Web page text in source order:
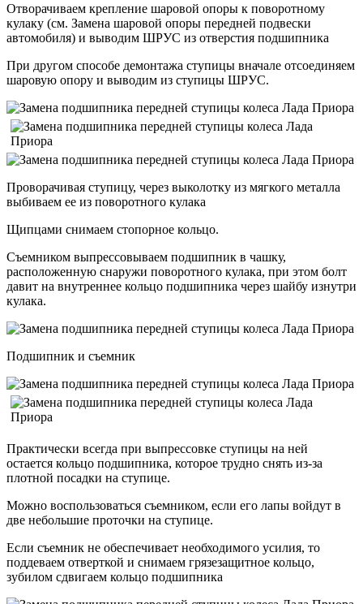
Отворачиваем крепление шаровой опоры к поворотному
кулаку (см. Замена шаровой опоры передней подвески
автомобиля) и выводим ШРУС из отверстия подшипника
При другом способе демонтажа ступицы вначале отсоединяем
шаровую опору и выводим из ступицы ШРУС.
Проворачивая ступицу, через выколотку из мягкого металла
выбиваем ее из поворотного кулака
Щипцами снимаем стопорное кольцо.
Съемником выпрессовываем подшипник в чашку,
расположенную снаружи поворотного кулака, при этом болт
давит на внутреннее кольцо подшипника через шайбу изнутри
кулака.
Подшипник и съемник
Практически всегда при выпрессовке ступицы на ней
остается кольцо подшипника, которое трудно снять из-за
плотной посадки на ступице.
Можно воспользоваться съемником, если его лапы войдут в
две небольшие проточки на ступице.
Если съемник не обеспечивает необходимого усилия, то
поддеваем отверткой и снимаем грязезащитное кольцо,
зубилом сдвигаем кольцо подшипника